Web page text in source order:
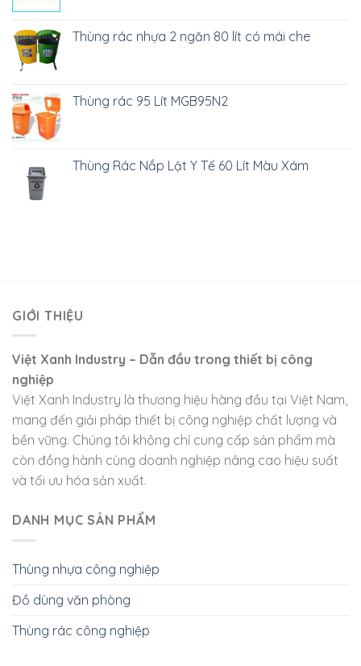
Thùng rác nhựa 2 ngăn 80 lít có mái che
Thùng rác 95 Lít MGB95N2
Thùng Rác Nắp Lật Y Tế 60 Lít Màu Xám
GIỚI THIỆU
Việt Xanh Industry – Dẫn đầu trong thiết bị công
nghiệp
Việt Xanh Industry là thương hiệu hàng đầu tại Việt Nam,
mang đến giải pháp thiết bị công nghiệp chất lượng và
bền vững. Chúng tôi không chỉ cung cấp sản phẩm mà
còn đồng hành cùng doanh nghiệp nâng cao hiệu suất
và tối ưu hóa sản xuất.
DANH MỤC SẢN PHẨM
Thùng nhựa công nghiệp
Đồ dùng văn phòng
Thùng rác công nghiệp